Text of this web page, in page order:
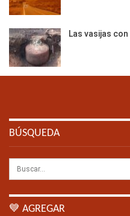
Las vasijas
BÚSQUEDA
💙 AGREGAR